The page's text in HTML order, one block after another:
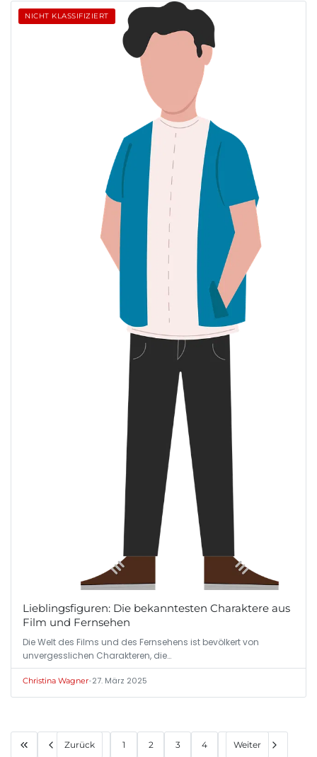
NICHT KLASSIFIZIERT
Lieblingsfiguren: Die bekanntesten Charaktere aus
Film und Fernsehen
Die Welt des Films und des Fernsehens ist bevölkert von
unvergesslichen Charakteren, die…
Christina Wagner•27. März 2025
Zurück 1 2 3 4 Weiter